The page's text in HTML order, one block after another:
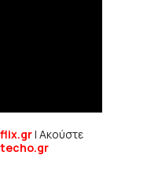
| Ακούστε